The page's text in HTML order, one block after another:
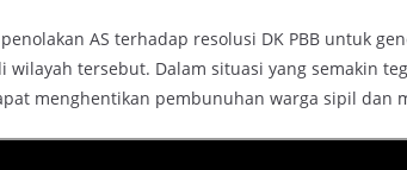
AS terhadap resolusi DK PBB untuk
wilayah tersebut. Dalam situasi yang semakin
menghentikan pembunuhan warga sipil dan